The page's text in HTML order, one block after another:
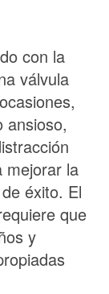
con la
válvula
ansioso,
mejorar la
éxito. El
que
y